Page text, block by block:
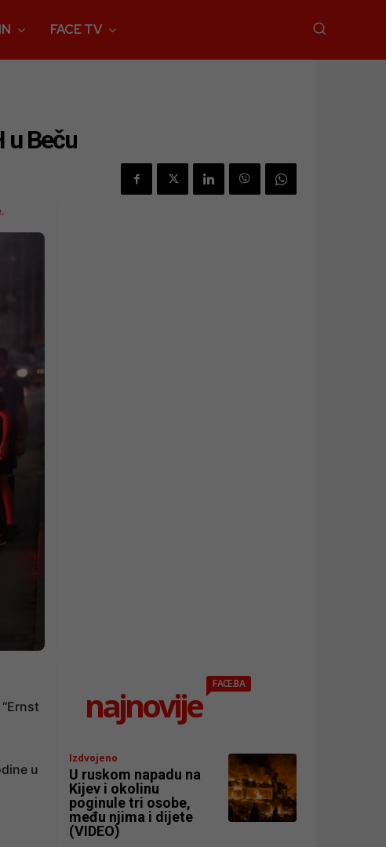
FACE TV
u Beču
u
najnovije
FACE.BA
Izdvojeno
U ruskom napadu na
Kijev i okolinu
poginule tri osobe,
među njima i dijete
(VIDEO)